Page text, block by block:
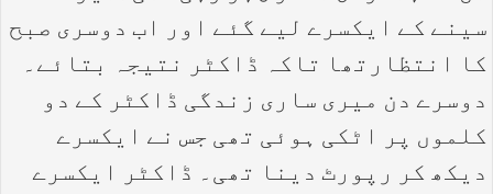
سینے کے ایکسرے لیے گئے اور اب دوسری صبح
کا انتظارتھا تاکہ ڈاکٹر نتیجہ بتائے۔
دوسرے دن میری ساری زندگی ڈاکٹر کے دو
کلموں پر اٹکی ہوئی تھی جس نے ایکسرے
دیکھ کر رپورٹ دینا تھی۔ ڈاکٹر ایکسرے